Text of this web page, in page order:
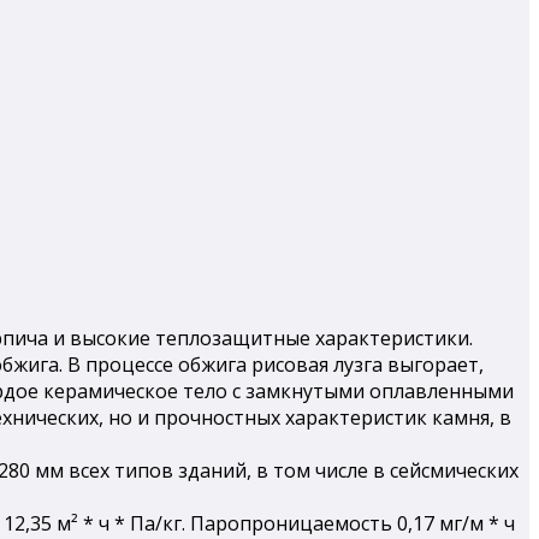
и высокие теплозащитные характеристики.
В процессе обжига рисовая лузга выгорает,
керамическое тело с замкнутыми оплавленными
но и прочностных характеристик камня, в
мм всех типов зданий, в том числе в сейсмических
м² * ч * Па/кг. Паропроницаемость 0,17 мг/м * ч